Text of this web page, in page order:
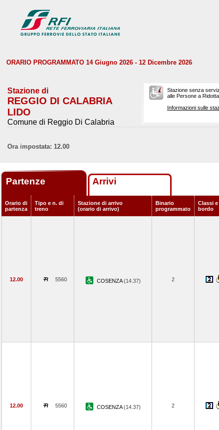
ORARIO PROGRAMMATO 14 Giugno 2026 - 12 Dicembre 2026
Stazione di
REGGIO DI CALABRIA
LIDO
Comune di Reggio Di Calabria
Stazione senza
alle Persone a
Informazioni sulle
Ora impostata: 12.00
Partenze Arrivi
Orario di
partenza
Tipo e n. di
treno
Stazione di arrivo
(orario di arrivo)
Binario
programmato
Classi
bordo
12.00 5560 COSENZA(14.37) 2
12.00 5560 COSENZA(14.37) 2